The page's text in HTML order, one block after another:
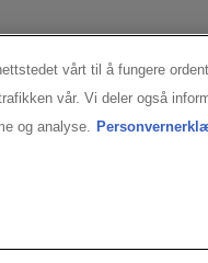
vårt til å fungere
vår. Vi deler også
og analyse.